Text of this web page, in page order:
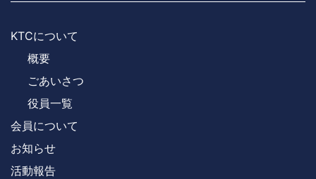
KTCについて
概要
ごあいさつ
役員一覧
会員について
お知らせ
活動報告